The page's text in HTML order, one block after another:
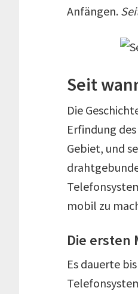
Anfängen.
Seit
Die
Erfindung
Gebiet, und
mobil zu
Die ersten
Es dauerte